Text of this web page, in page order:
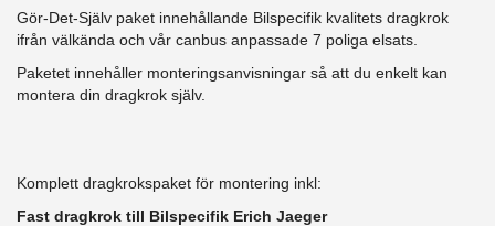
Gör-Det-Själv paket innehållande Bilspecifik kvalitets dragkrok
ifrån välkända och vår canbus anpassade 7 poliga elsats.
Paketet innehåller monteringsanvisningar så att du enkelt kan
montera din dragkrok själv.
Komplett dragkrokspaket för montering inkl:
Fast dragkrok till Bilspecifik Erich Jaeger